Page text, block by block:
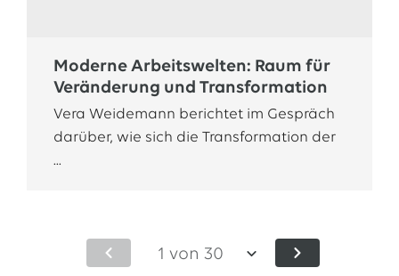
Moderne Arbeitswelten: Raum für
Veränderung und Transformation
Vera Weidemann berichtet im Gespräch
darüber, wie sich die Transformation der
...